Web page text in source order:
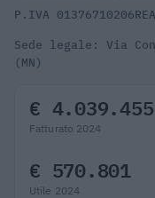
P.IVA 01376710206
Sede legale: Via
(MN)
€ 4.039.455
Fatturato 2024
€ 570.801
Utile 2024